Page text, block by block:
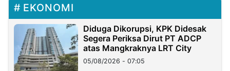
EKONOMI
Diduga Dikorupsi, KPK Didesak
Segera Periksa Dirut PT ADCP
atas Mangkraknya LRT City
05/08/2026 - 07:05